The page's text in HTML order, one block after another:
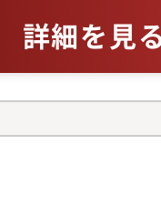
ラント・上下
全社員の25％
ア入社ならで
え方を求めら
分け隔てなく
・ファイナ
ング、デュー
務サポート・
、外部専門家
各バックオフ
と詳細を見